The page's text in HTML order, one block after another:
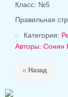
Класс: №5
Правильная
Категория:
Авторы: Сонин
Назад